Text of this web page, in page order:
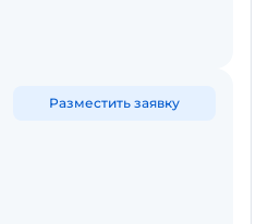
Разместить заявку